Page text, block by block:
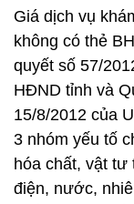
Giá dịch vụ
không có thẻ
quyết số 57/
HĐND tỉnh và
15/8/2012 của
3 nhóm yếu tố
hóa chất, vật
điện, nước,